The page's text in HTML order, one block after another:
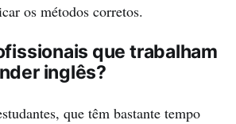
os métodos corretos.
que trabalham
inglês?
que têm bastante tempo